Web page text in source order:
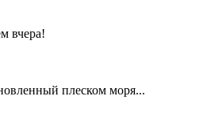
вчера!
плеском моря...